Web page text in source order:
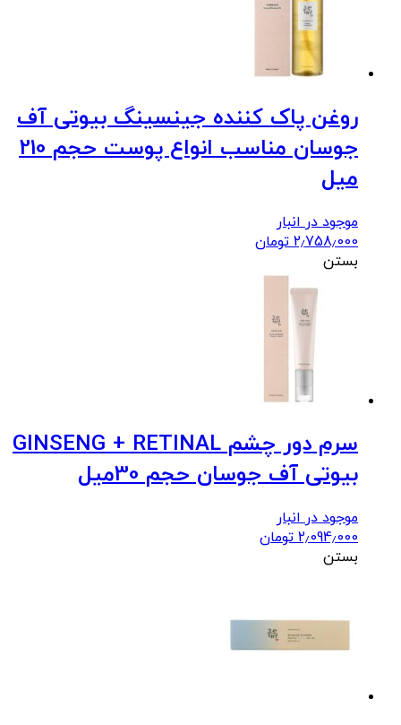
روغن پاک کننده جینسینگ بیوتی آف
جوسان مناسب انواع پوست حجم 210
میل
موجود در انبار
2٫758٫000 تومان
بستن
سرم دور چشم GINSENG + RETINAL
بیوتی آف جوسان حجم 30میل
موجود در انبار
2٫094٫000 تومان
بستن